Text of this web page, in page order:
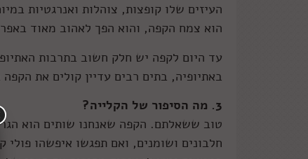
העיזים שלו קופצות, צוהלות ואנרגטיות
הוא צמח הקפה, והוא הפך לאהוב מאוד
עד היום לקפה יש חלק חשוב בתרבות
באתיופיה, בתים רבים עדיין קולים את
3. מה הסיפור של הקלייה?
טוב ששאלתם. הקפה שאנחנו שותים הוא
חלבונים ושומנים, ואם תפגשו איפשהו